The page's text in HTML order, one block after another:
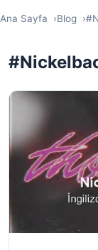
Ana Sayfa Blog